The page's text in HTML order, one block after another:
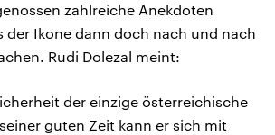
zahlreiche Anekdoten
der Ikone dann doch nach und nach
Rudi Dolezal meint:
der einzige österreichische
guten Zeit kann er sich mit